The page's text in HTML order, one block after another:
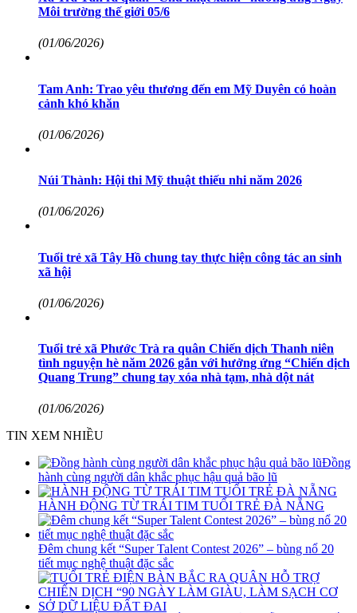
Môi trường thế giới 05/6
(01/06/2026)
Tam Anh: Trao yêu thương đến em Mỹ Duyên có hoàn
cảnh khó khăn
(01/06/2026)
Núi Thành: Hội thi Mỹ thuật thiếu nhi năm 2026
(01/06/2026)
Tuổi trẻ xã Tây Hồ chung tay thực hiện công tác an sinh
xã hội
(01/06/2026)
Tuổi trẻ xã Phước Trà ra quân Chiến dịch Thanh niên
tình nguyện hè năm 2026 gắn với hưởng ứng “Chiến dịch
Quang Trung” chung tay xóa nhà tạm, nhà dột nát
(01/06/2026)
TIN XEM NHIỀU
Đồng
hành cùng người dân khắc phục hậu quả bão lũ
HÀNH ĐỘNG TỪ TRÁI TIM TUỔI TRẺ ĐÀ NẴNG
Đêm chung kết “Super Talent Contest 2026” – bùng nổ 20
tiết mục nghệ thuật đặc sắc